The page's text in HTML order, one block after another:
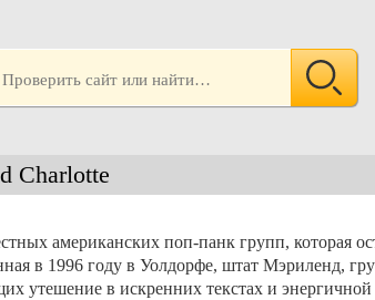
Charlotte
американских поп-панк групп, которая
в 1996 году в Уолдорфе, штат Мэриленд,
утешение в искренних текстах и